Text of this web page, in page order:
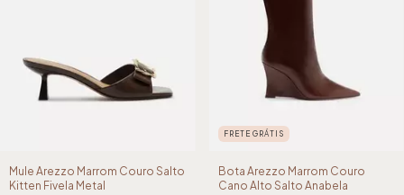
Mule Arezzo Marrom Couro Salto
Kitten Fivela Metal
FRETE GRÁTIS
Bota Arezzo Marrom Couro
Cano Alto Salto Anabela